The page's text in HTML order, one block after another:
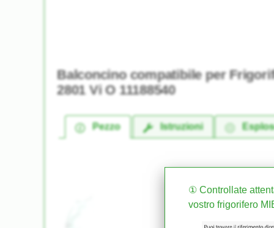
Balconcino compatibile per
2801 Vi O 11188540
Pezzo Istruzioni
① Controllate
vostro frigorifero